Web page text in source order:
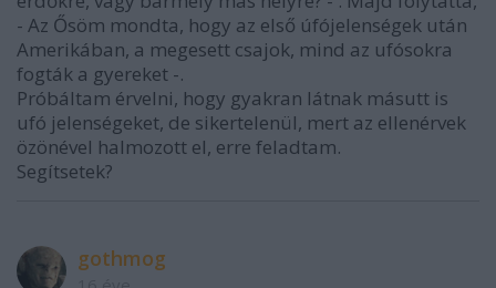
- Az Ősöm mondta, hogy az első úfójelenségek után
Amerikában, a megesett csajok, mind az ufósokra
fogták a gyereket -.
Próbáltam érvelni, hogy gyakran látnak másutt is
ufó jelenségeket, de sikertelenül, mert az ellenérvek
özönével halmozott el, erre feladtam.
Segítsetek?
gothmog